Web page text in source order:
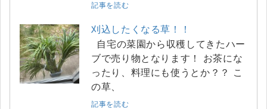
記事を読む
刈込したくなる草！！
ブで売り物となります！ お茶にな
ったり、料理にも使うとか？？ こ
の草、
記事を読む